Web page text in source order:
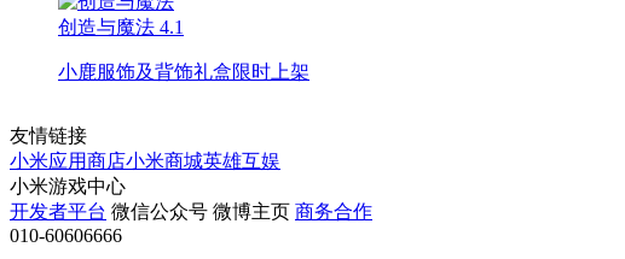
创造与魔法 4.1
小鹿服饰及背饰礼盒限时上架
友情链接
小米应用商店小米商城英雄互娱
小米游戏中心
开发者平台 微信公众号 微博主页 商务合作
010-60606666